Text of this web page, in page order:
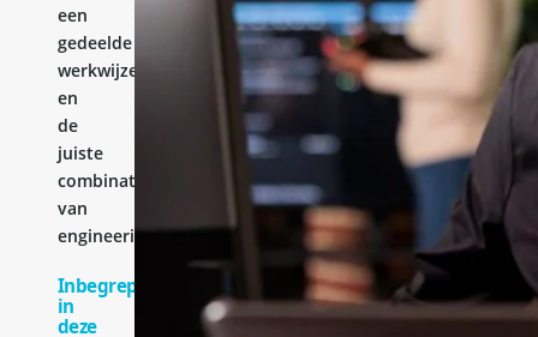
een
gedeelde
werkwijze
en
de
juiste
combinatie
van
engineeringervaring.
Inbegrepen
in
deze